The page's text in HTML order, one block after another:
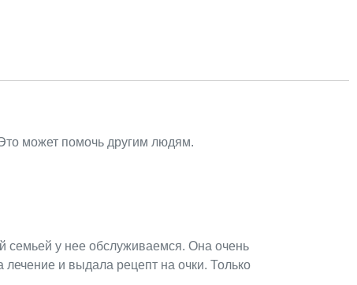
может помочь другим людям.
у нее обслуживаемся. Она очень
и выдала рецепт на очки. Только